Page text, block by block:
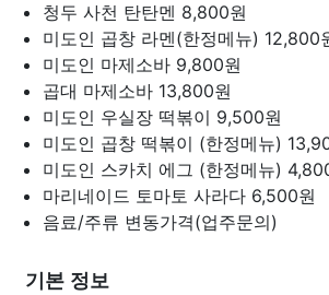
청두 사천 탄탄멘 8,800원
미도인 곱창 라멘(한정메뉴) 12,800
미도인 마제소바 9,800원
곱대 마제소바 13,800원
미도인 우실장 떡볶이 9,500원
미도인 곱창 떡볶이 (한정메뉴)
미도인 스카치 에그 (한정메뉴)
마리네이드 토마토 사라다 6,500원
음료/주류 변동가격(업주문의)
기본 정보